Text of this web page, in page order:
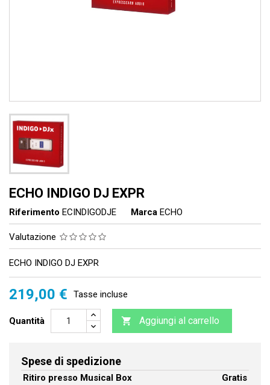
ECHO INDIGO DJ EXPR
Riferimento ECINDIGODJE Marca ECHO
Valutazione
ECHO INDIGO DJ EXPR
219,00 € Tasse incluse
Quantità  Aggiungi al carrello
Spese di spedizione
Ritiro presso Musical Box
Gratis